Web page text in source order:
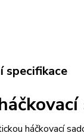
specifikace
háčkovací